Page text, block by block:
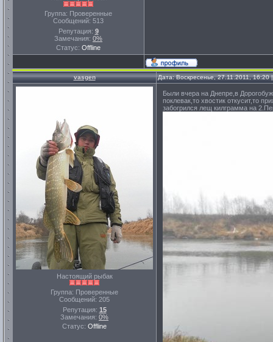
Группа: Проверенные
Сообщений: 513
Репутация: 9
Замечания: 0%
Статус: Offline
vasgen Дата: Воскресенье, 27.11.2011,
Настоящий рыбак
Группа: Проверенные
Сообщений: 205
Репутация: 15
Замечания: 0%
Статус: Offline
Были вчера на Днепре,в
поклевак,то хвостик откусит,то
забогрился лещ килграмма на